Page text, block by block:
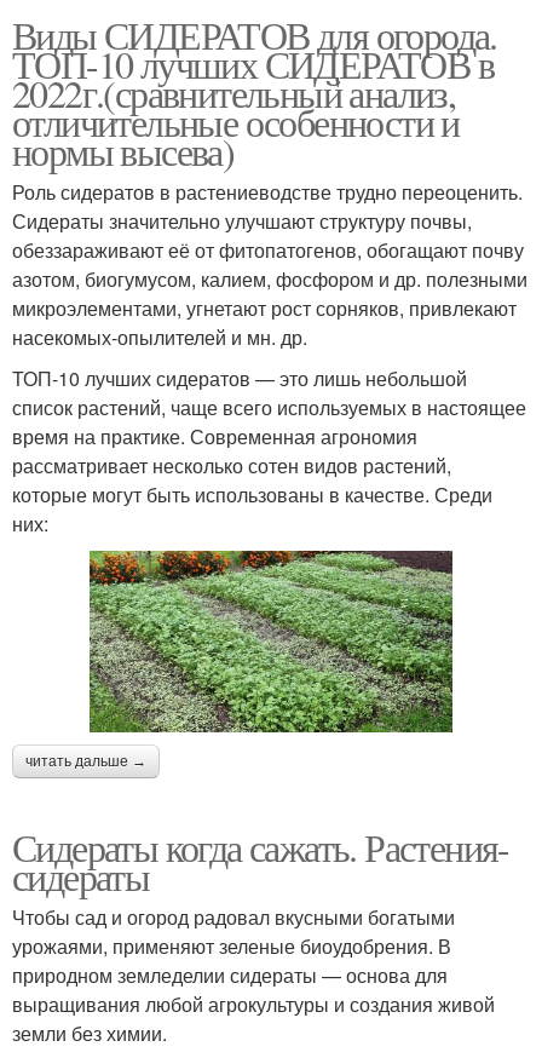
Виды СИДЕРАТОВ для огорода.
ТОП-10 лучших СИДЕРАТОВ в
2022г.(сравнительный анализ,
отличительные особенности и
нормы высева)
Роль сидератов в растениеводстве трудно переоценить.
Сидераты значительно улучшают структуру почвы,
обеззараживают её от фитопатогенов, обогащают почву
азотом, биогумусом, калием, фосфором и др. полезными
микроэлементами, угнетают рост сорняков, привлекают
насекомых-опылителей и мн. др.
ТОП-10 лучших сидератов — это лишь небольшой
список растений, чаще всего используемых в настоящее
время на практике. Современная агрономия
рассматривает несколько сотен видов растений,
которые могут быть использованы в качестве. Среди
них:
читать дальше →
Сидераты когда сажать. Растения-
сидераты
Чтобы сад и огород радовал вкусными богатыми
урожаями, применяют зеленые биоудобрения. В
природном земледелии сидераты — основа для
выращивания любой агрокультуры и создания живой
земли без химии.